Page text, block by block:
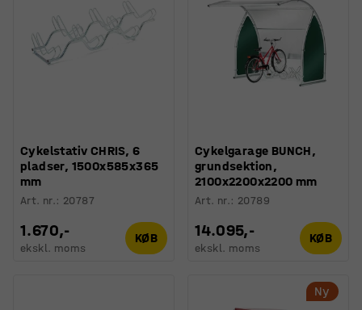
Cykelstativ CHRIS, 6
pladser, 1500x585x365
mm
Art. nr.: 20787
1.670,-
ekskl. moms
KØB
Cykelgarage BUNCH,
grundsektion,
2100x2200x2200 mm
Art. nr.: 20789
14.095,-
ekskl. moms
KØB
Ny